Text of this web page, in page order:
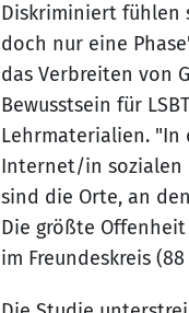
Diskriminiert fühlen
doch nur eine
das Verbreiten von
Bewusstsein für
Lehrmaterialien. "In
Internet/in sozialen
sind die Orte, an
Die größte
im Freundeskreis